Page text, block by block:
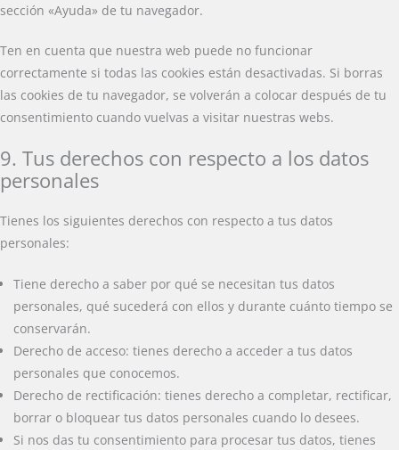
sección «Ayuda» de tu navegador.
Ten en cuenta que nuestra web puede no funcionar
correctamente si todas las cookies están desactivadas. Si borras
las cookies de tu navegador, se volverán a colocar después de tu
consentimiento cuando vuelvas a visitar nuestras webs.
9. Tus derechos con respecto a los datos
personales
Tienes los siguientes derechos con respecto a tus datos
personales:
Tiene derecho a saber por qué se necesitan tus datos
personales, qué sucederá con ellos y durante cuánto tiempo se
conservarán.
Derecho de acceso: tienes derecho a acceder a tus datos
personales que conocemos.
Derecho de rectificación: tienes derecho a completar, rectificar,
borrar o bloquear tus datos personales cuando lo desees.
Si nos das tu consentimiento para procesar tus datos, tienes